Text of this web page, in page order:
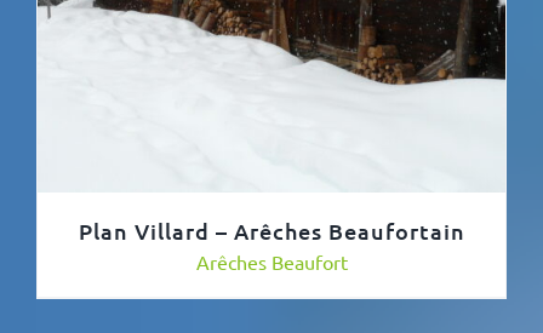
Plan Villard – Arêches Beaufortain
Arêches Beaufort